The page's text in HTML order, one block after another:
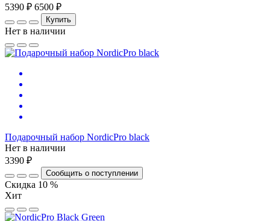
5390 ₽ 6500 ₽
Купить
Нет в наличии
Подарочный набор NordicPro black
Нет в наличии
3390 ₽
Сообщить о поступлении
Скидка 10 %
Хит